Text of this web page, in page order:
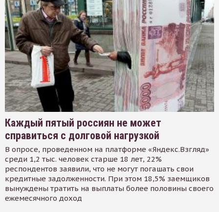
Каждый пятый россиян не может
справиться с долговой нагрузкой
В опросе, проведенном на платформе «Яндекс.Взгляд»
среди 1,2 тыс. человек старше 18 лет, 22%
респондентов заявили, что не могут погашать свои
кредитные задолженности. При этом 18,5% заемщиков
вынуждены тратить на выплаты более половины своего
ежемесячного доход